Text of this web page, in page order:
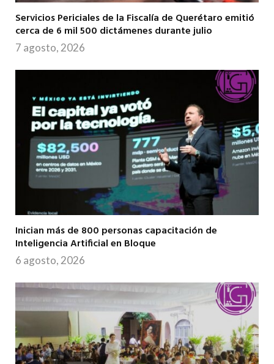
Servicios Periciales de la Fiscalía de Querétaro emitió
cerca de 6 mil 500 dictámenes durante julio
7 agosto, 2026
Inician más de 800 personas capacitación de
Inteligencia Artificial en Bloque
6 agosto, 2026